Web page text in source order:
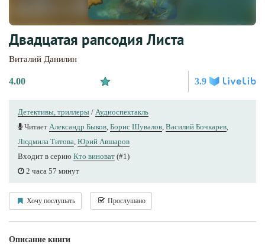
Двадцатая рапсодия Листа
Виталий Данилин
4.00 3.9
Детективы, триллеры / Аудиоспектакль
Читает Александр Быков Борис Шувалов Василий Бочкарев
Людмила Титова Юрий Авшаров
Входит в серию Кто виноват (#1)
2 часа 57 минут
Хочу послушать Прослушано
Описание книги